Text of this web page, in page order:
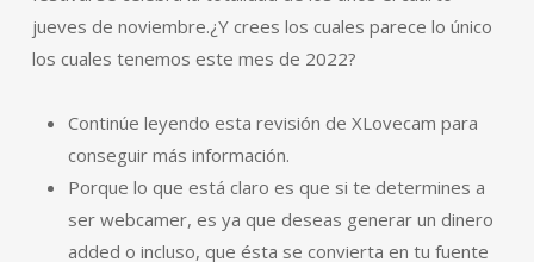
jueves de noviembre.¿Y crees los cuales parece lo único
los cuales tenemos este mes de 2022?
Continúe leyendo esta revisión de XLovecam para
conseguir más información.
Porque lo que está claro es que si te determines a
ser webcamer, es ya que deseas generar un dinero
added o incluso, que ésta se convierta en tu fuente